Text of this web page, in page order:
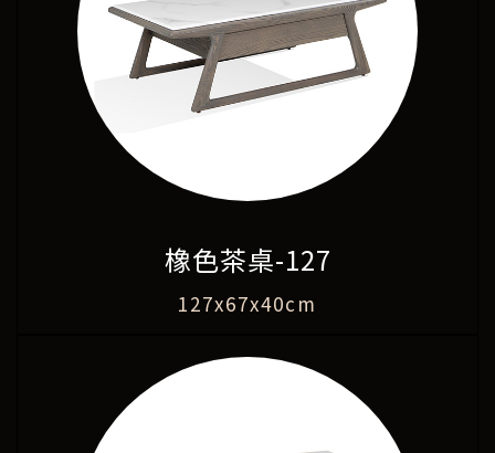
橡色茶桌-127
127x67x40cm